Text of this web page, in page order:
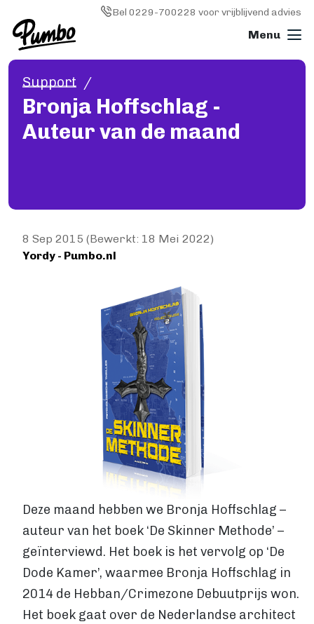
Skip to main contentBel 0229-700228 voor vrijblijvend advies
Image
Boek drukken
ALGEMEEN
Boek drukken
Papiersoorten
Kosten
Hoe werkt Print on demand
Levertijden
GROTE OPLAGE DRUKKEN
Offset drukken
Hoe werkt offset drukken
Levertijden
Boek uitgeven
Boek uitgeven
ISBN aanvragen
Boek distributie
VIA BOEKHANDELS
Boek uitgeven via Bol.com
Boek uitgeven via Centraal Boekhuis
Boek uitgeven via Managementboek.nl
Stappenplan
Support
Bronja Hoffschlag -
Auteur van de maand
8 Sep 2015 (Bewerkt: 18 Mei 2022)
Yordy - Pumbo.nl
Deze maand hebben we Bronja Hoffschlag –
auteur van het boek ‘De Skinner Methode’ –
geïnterviewd. Het boek is het vervolg op ‘De
Dode Kamer’, waarmee Bronja Hoffschlag in
2014 de Hebban/Crimezone Debuutprijs won.
Het boek gaat over de Nederlandse architect